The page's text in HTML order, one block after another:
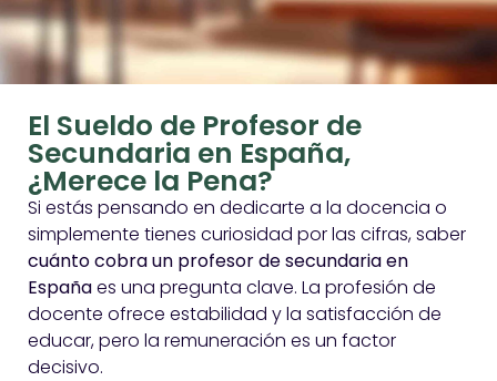
El Sueldo de Profesor de
Secundaria en España,
¿Merece la Pena?
Si estás pensando en dedicarte a la docencia o
simplemente tienes curiosidad por las cifras, saber
cuánto cobra un profesor de secundaria en
Españaes una pregunta clave. La profesión de
docente ofrece estabilidad y la satisfacción de
educar, pero la remuneración es un factor
decisivo.